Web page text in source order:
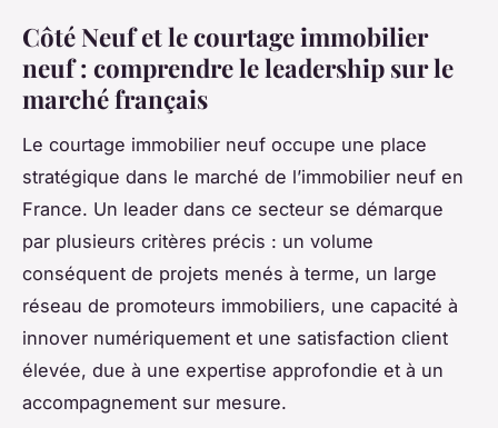
Côté Neuf et le courtage immobilier
neuf : comprendre le leadership sur le
marché français
Le courtage immobilier neuf occupe une place
stratégique dans le marché de l’immobilier neuf en
France. Un leader dans ce secteur se démarque
par plusieurs critères précis : un volume
conséquent de projets menés à terme, un large
réseau de promoteurs immobiliers, une capacité à
innover numériquement et une satisfaction client
élevée, due à une expertise approfondie et à un
accompagnement sur mesure.